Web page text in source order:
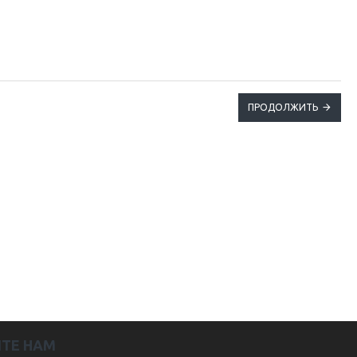
ПРОДОЛЖИТЬ
НАМ